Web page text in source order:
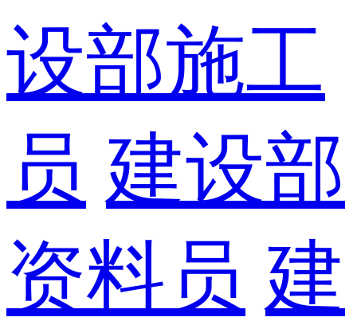
设部施工
员 建设部
资料员 建